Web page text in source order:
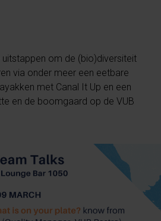
om de (bio)diversiteit
via onder meer een eetbare
met Canal It Up en een
en de boomgaard op de VUB